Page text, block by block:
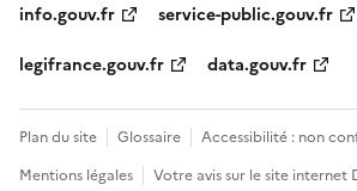
info.gouv.fr
service-public.gouv.fr
legifrance.gouv.fr
data.gouv.fr
Plan du site Glossaire
Accessibilité : non
Mentions légales
Votre avis sur le site internet